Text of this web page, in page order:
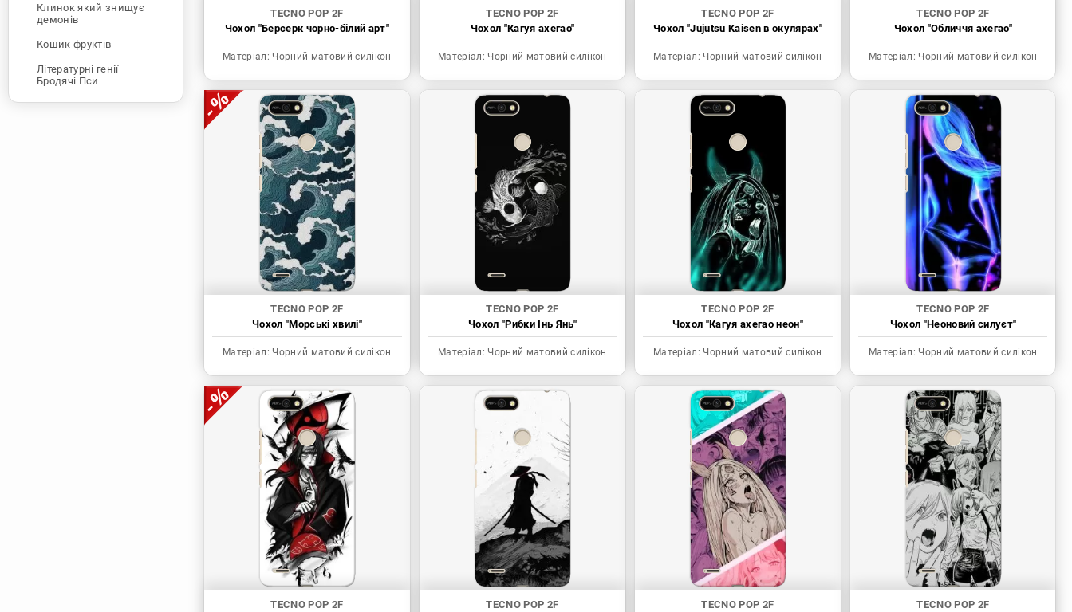
TECNO POP 2F
Чохол "Берсерк чорно-білий арт"
Матеріал: Чорний матовий силікон
TECNO POP 2F
Чохол "Кагуя ахегао"
Матеріал: Чорний матовий силікон
TECNO POP 2F
Чохол "Jujutsu Kaisen в окулярах"
Матеріал: Чорний матовий силікон
TECNO POP 2F
Чохол "Обличчя ахегао"
Матеріал: Чорний матовий силікон
TECNO POP 2F
Чохол "Морські хвилі"
Матеріал: Чорний матовий силікон
TECNO POP 2F
Чохол "Рибки Інь Янь"
Матеріал: Чорний матовий силікон
TECNO POP 2F
Чохол "Кагуя ахегао неон"
Матеріал: Чорний матовий силікон
TECNO POP 2F
Чохол "Неоновий силуєт"
Матеріал: Чорний матовий силікон
TECNO POP 2F
TECNO POP 2F
TECNO POP 2F
TECNO POP 2F
Клинок який знищує
демонів
Кошик фруктів
Літературні генії
Бродячі Пси
Людина-бензопила